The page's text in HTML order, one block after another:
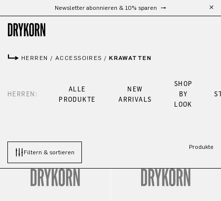
Zum Hauptinhalt springenNewsletter abonnieren & 10% sparen
HERREN / ACCESSOIRES /KRAWATTEN
HERREN:
ALLE
PRODUKTE
NEW
ARRIVALS
SHOP
BY
LOOK
Filtern & sortieren
Produkte